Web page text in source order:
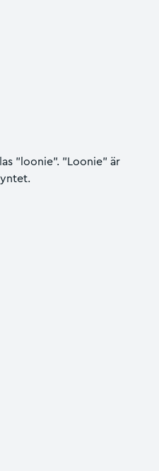
"loonie". "Loonie" är